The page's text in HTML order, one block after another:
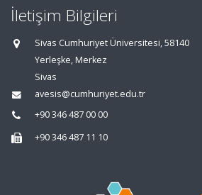
İletişim Bilgileri
Sivas Cumhuriyet Üniversitesi, 58140
Yerleşke, Merkez
Sivas
avesis@cumhuriyet.edu.tr
+90 346 487 00 00
+90 346 487 11 10